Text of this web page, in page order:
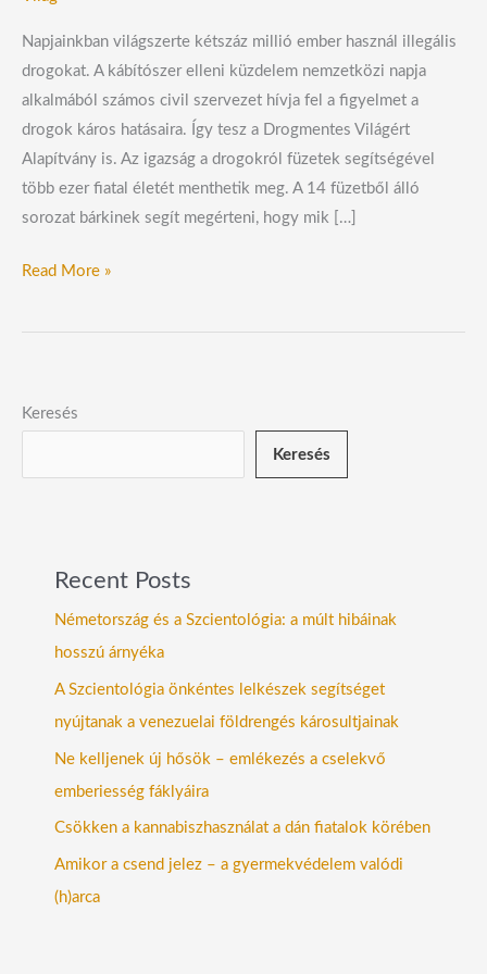
Napjainkban világszerte kétszáz millió ember használ illegális
drogokat. A kábítószer elleni küzdelem nemzetközi napja
alkalmából számos civil szervezet hívja fel a figyelmet a
drogok káros hatásaira. Így tesz a Drogmentes Világért
Alapítvány is. Az igazság a drogokról füzetek segítségével
több ezer fiatal életét menthetik meg. A 14 füzetből álló
sorozat bárkinek segít megérteni, hogy mik […]
Read More »
Keresés
Keresés
Recent Posts
Németország és a Szcientológia: a múlt hibáinak
hosszú árnyéka
A Szcientológia önkéntes lelkészek segítséget
nyújtanak a venezuelai földrengés károsultjainak
Ne kelljenek új hősök – emlékezés a cselekvő
emberiesség fáklyáira
Csökken a kannabiszhasználat a dán fiatalok körében
Amikor a csend jelez – a gyermekvédelem valódi
(h)arca